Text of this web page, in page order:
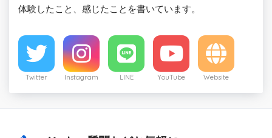
体験したこと、感じたことを書いています。
Twitter Instagram LINE YouTube Website